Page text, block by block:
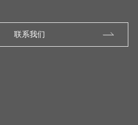
联系我们